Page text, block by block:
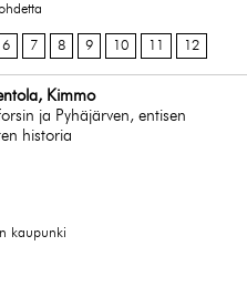
6 7 8 9 10 11 12
Kimmo
ja Pyhäjärven, entisen
historia
kaupunki